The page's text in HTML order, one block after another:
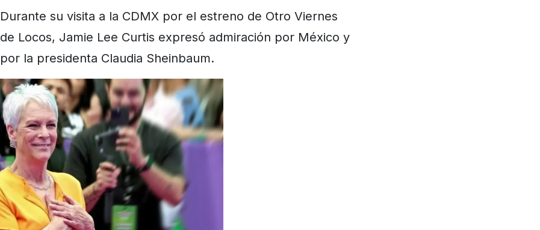
Durante su visita a la CDMX por el estreno de Otro Viernes
de Locos, Jamie Lee Curtis expresó admiración por México y
por la presidenta Claudia Sheinbaum.